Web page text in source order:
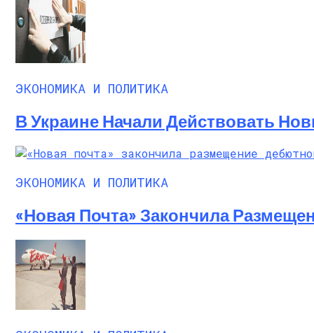
ЭКОНОМИКА И ПОЛИТИКА
В Украине Начали Действовать
ЭКОНОМИКА И ПОЛИТИКА
«Новая Почта» Закончила